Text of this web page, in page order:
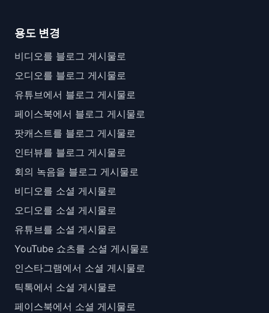
용도 변경
비디오를 블로그 게시물로
오디오를 블로그 게시물로
유튜브에서 블로그 게시물로
페이스북에서 블로그 게시물로
팟캐스트를 블로그 게시물로
인터뷰를 블로그 게시물로
회의 녹음을 블로그 게시물로
비디오를 소셜 게시물로
오디오를 소셜 게시물로
유튜브를 소셜 게시물로
YouTube 쇼츠를 소셜 게시물로
인스타그램에서 소셜 게시물로
틱톡에서 소셜 게시물로
페이스북에서 소셜 게시물로